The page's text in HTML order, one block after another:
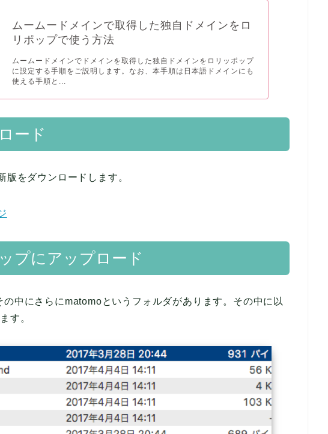
ムームードメインで取得した独自ドメインをロ
リポップで使う方法
ムームードメインでドメインを取得した独自ドメインをロリッポップ
に設定する手順をご説明します。なお、本手順は日本語ドメインにも
使える手順と...
ード
をダウンロードします。
プにアップロード
中にさらにmatomoというフォルダがあります。その中に以
す。